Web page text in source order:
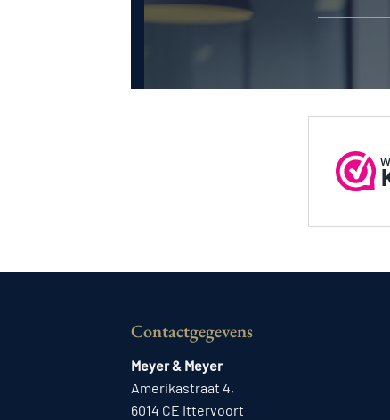
Contactgegevens
Meyer & Meyer
Amerikastraat 4,
6014 CE Ittervoort